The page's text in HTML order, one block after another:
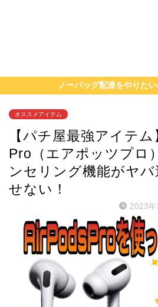
ノーバッグ配達をやりたい
オススメアイテム
【パチ屋最強アイテ
Pro（エアポッツプロ
ンセリング機能がヤ
せない！
2023年